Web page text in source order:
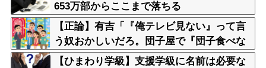
653万部からここまで落ちる
【正論】有吉「『俺テレビ見ない』って言
う奴おかしいだろ。団子屋で『団子食べな
い』って言うか？」
【ひまわり学級】支援学級に名前は必要な